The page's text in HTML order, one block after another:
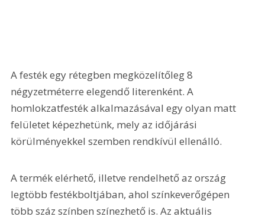
A festék egy rétegben megközelítőleg 8
négyzetméterre elegendő literenként. A
homlokzatfesték alkalmazásával egy olyan matt
felületet képezhetünk, mely az időjárási
körülményekkel szemben rendkívül ellenálló.
A termék elérhető, illetve rendelhető az ország
legtöbb festékboltjában, ahol színkeverőgépen
több száz színben színezhető is. Az aktuális